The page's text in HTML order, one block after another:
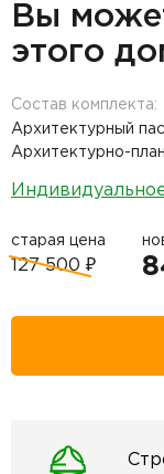
Вы
этого
Состав комплекта:
Архитектурный
Архитектурно-
старая цена
127 500 ₽